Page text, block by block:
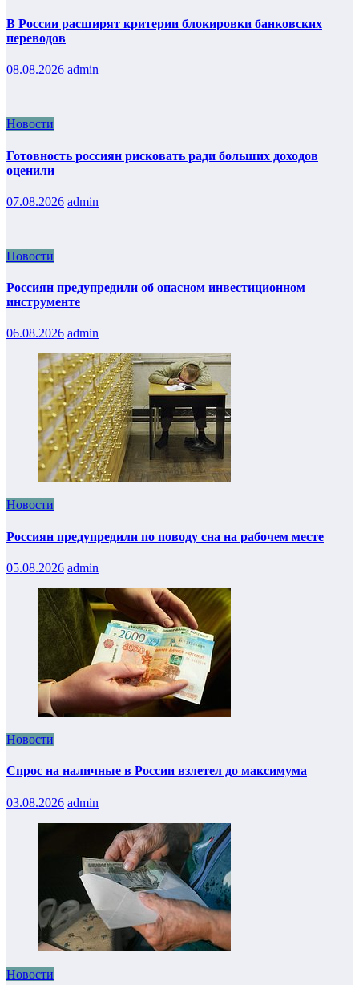
В России расширят критерии блокировки банковских
переводов
08.08.2026 admin
Новости
Готовность россиян рисковать ради больших доходов
оценили
07.08.2026 admin
Новости
Россиян предупредили об опасном инвестиционном
инструменте
06.08.2026 admin
Новости
Россиян предупредили по поводу сна на рабочем месте
05.08.2026 admin
Новости
Спрос на наличные в России взлетел до максимума
03.08.2026 admin
Новости